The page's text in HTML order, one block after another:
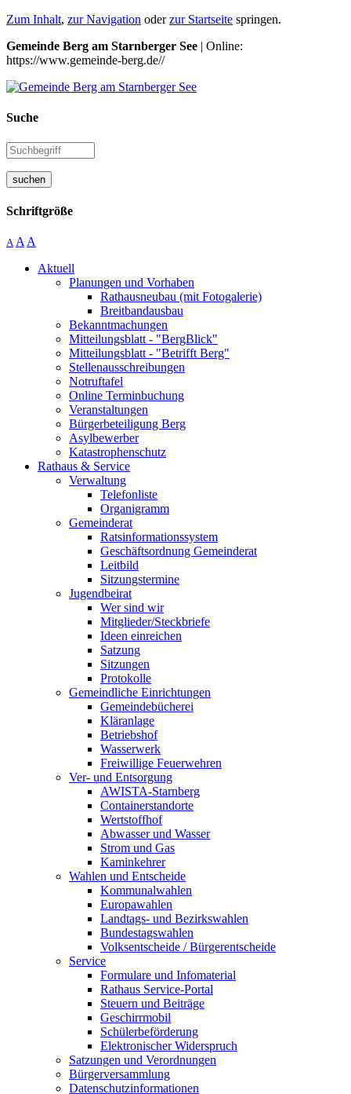
Zum Inhalt, zur Navigation oderzur Startseite springen.
Gemeinde Berg am Starnberger See | Online:
https://www.gemeinde-berg.de//
Suche
suchen
Schriftgröße
A A A
Aktuell
Planungen und Vorhaben
Rathausneubau (mit Fotogalerie)
Breitbandausbau
Bekanntmachungen
Mitteilungsblatt - "BergBlick"
Mitteilungsblatt - "Betrifft Berg"
Stellenausschreibungen
Notruftafel
Online Terminbuchung
Veranstaltungen
Bürgerbeteiligung Berg
Asylbewerber
Katastrophenschutz
Rathaus & Service
Verwaltung
Telefonliste
Organigramm
Gemeinderat
Ratsinformationssystem
Geschäftsordnung Gemeinderat
Leitbild
Sitzungstermine
Jugendbeirat
Wer sind wir
Mitglieder/Steckbriefe
Ideen einreichen
Satzung
Sitzungen
Protokolle
Gemeindliche Einrichtungen
Gemeindebücherei
Kläranlage
Betriebshof
Wasserwerk
Freiwillige Feuerwehren
Ver- und Entsorgung
AWISTA-Starnberg
Containerstandorte
Wertstoffhof
Abwasser und Wasser
Strom und Gas
Kaminkehrer
Wahlen und Entscheide
Kommunalwahlen
Europawahlen
Landtags- und Bezirkswahlen
Bundestagswahlen
Volksentscheide / Bürgerentscheide
Service
Formulare und Infomaterial
Rathaus Service-Portal
Steuern und Beiträge
Geschirrmobil
Schülerbeförderung
Elektronischer Widerspruch
Satzungen und Verordnungen
Bürgerversammlung
Datenschutzinformationen